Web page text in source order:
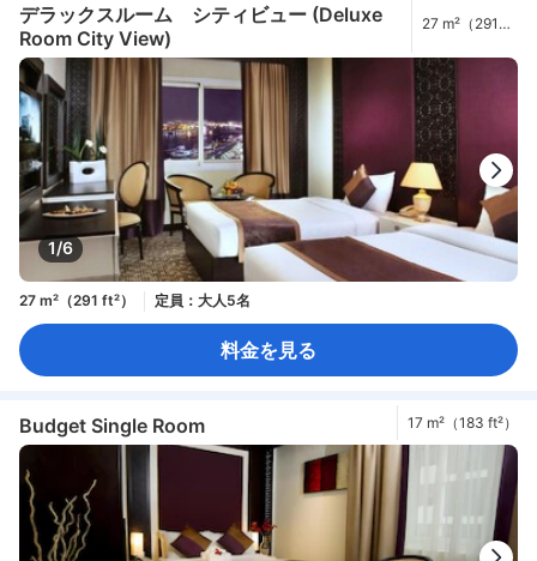
デラックスルーム シティビュー (Deluxe
Room City View)
27 m²（291
1/6
27 m²（291 ft²） 定員：大人5名
料金を見る
Budget Single Room 17 m²（183 ft²）